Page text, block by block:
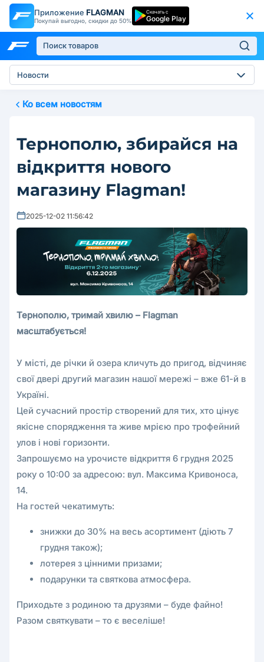
Приложение FLAGMAN
Покупай выгодно, скидки до 50%
Скачать с
Google Play
Новости
Ко всем новостям
Тернополю, збирайся на
відкриття нового
магазину Flagman!
2025-12-02 11:56:42
Тернополю, тримай хвилю – Flagman
масштабується!
У місті, де річки й озера кличуть до пригод, відчиняє
свої двері другий магазин нашої мережі – вже 61-й в
Україні.
Цей сучасний простір створений для тих, хто цінує
якісне спорядження та живе мрією про трофейний
улов і нові горизонти.
Запрошуємо на урочисте відкриття 6 грудня 2025
року о 10:00 за адресою: вул. Максима Кривоноса,
14.
На гостей чекатимуть:
знижки до 30% на весь асортимент (діють 7
грудня також);
лотерея з цінними призами;
подарунки та святкова атмосфера.
Приходьте з родиною та друзями – буде файно!
Разом святкувати – то є веселіше!